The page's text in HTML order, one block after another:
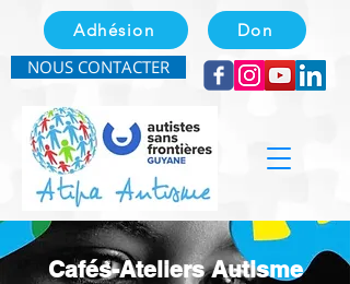
Adhésion Don
NOUS CONTACTER
Cafés-Ateliers Autisme